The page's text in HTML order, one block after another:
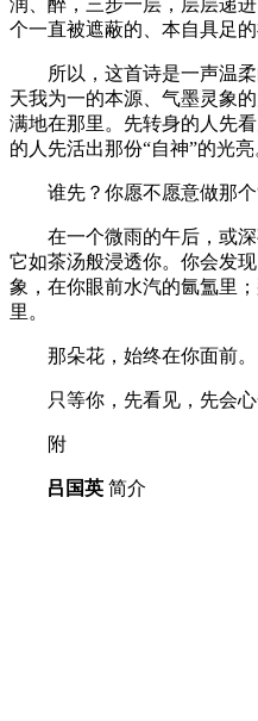
个一直被遮蔽的、本自具足
所以，这首诗是一声温
天我为一的本源、气墨灵象
满地在那里。先转身的人先
的人先活出那份“自神”的光亮
谁先？你愿不愿意做那个
在一个微雨的午后，或
它如茶汤般浸透你。你会发
象，在你眼前水汽的氤氲里
里。
那朵花，始终在你面前。
只等你，先看见，先会心
附
吕国英 简介